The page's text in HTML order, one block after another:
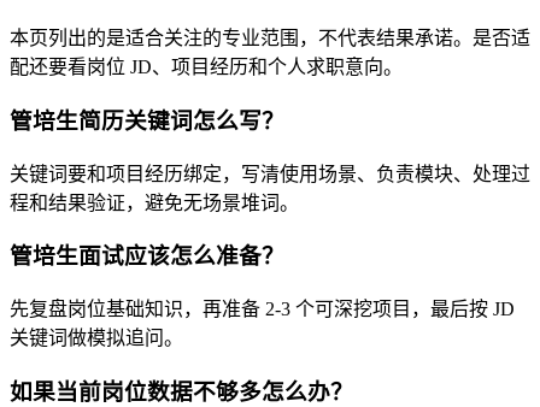
本页列出的是适合关注的专业范围，不代表结果承诺。是否适
配还要看岗位 JD、项目经历和个人求职意向。
管培生简历关键词怎么写？
关键词要和项目经历绑定，写清使用场景、负责模块、处理过
程和结果验证，避免无场景堆词。
管培生面试应该怎么准备？
先复盘岗位基础知识，再准备 2-3 个可深挖项目，最后按 JD
关键词做模拟追问。
如果当前岗位数据不够多怎么办？